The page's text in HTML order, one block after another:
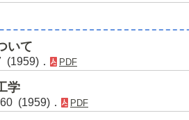
いて
(1959)． PDF
学
(1959)． PDF